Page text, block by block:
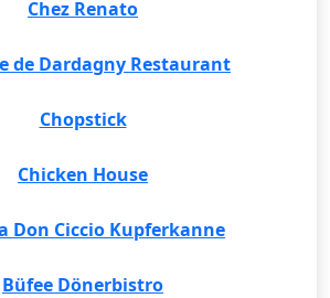
Chez Renato
de Dardagny Restaurant
Chopstick
Chicken House
Don Ciccio Kupferkanne
Büfee Dönerbistro